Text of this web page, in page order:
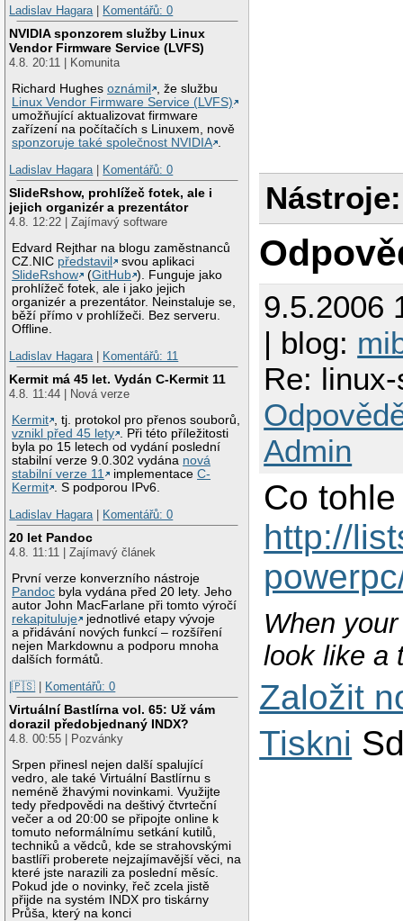
Ladislav Hagara | Komentářů: 0
NVIDIA sponzorem služby Linux
Vendor Firmware Service (LVFS)
4.8. 20:11 | Komunita
Richard Hughesoznámil
, že službu
Linux Vendor Firmware Service (LVFS)
umožňující aktualizovat firmware
zařízení na počítačích s Linuxem, nově
sponzoruje také společnost NVIDIA .
Ladislav Hagara | Komentářů: 0
SlideRshow, prohlížeč fotek, ale i
jejich organizér a prezentátor
4.8. 12:22 | Zajímavý software
Edvard Rejthar na blogu zaměstnanců
CZ.NIC představil
svou aplikaci
SlideRshow
(GitHub ). Funguje jako
prohlížeč fotek, ale i jako jejich
organizér a prezentátor. Neinstaluje se,
běží přímo v prohlížeči. Bez serveru.
Offline.
Ladislav Hagara | Komentářů: 11
Kermit má 45 let. Vydán C-Kermit 11
4.8. 11:44 | Nová verze
Kermit
, tj. protokol pro přenos souborů,
vznikl před 45 lety
. Při této příležitosti
byla po 15 letech od vydání poslední
stabilní verze 9.0.302 vydána nová
stabilní verze 11
implementaceC-
Kermit
. S podporou IPv6.
Ladislav Hagara | Komentářů: 0
20 let Pandoc
4.8. 11:11 | Zajímavý článek
První verze konverzního nástroje
Pandoc byla vydána před 20 lety. Jeho
autor John MacFarlane při tomto výročí
rekapituluje
jednotlivé etapy vývoje
a přidávání nových funkcí – rozšíření
nejen Markdownu a podporu mnoha
dalších formátů.
|🇵🇸 | Komentářů: 0
Virtuální Bastlírna vol. 65: Už vám
dorazil předobjednaný INDX?
4.8. 00:55 | Pozvánky
Srpen přinesl nejen další spalující
vedro, ale také Virtuální Bastlírnu s
neméně žhavými novinkami. Využijte
tedy předpovědi na deštivý čtvrteční
večer a od 20:00 se připojte online k
tomuto neformálnímu setkání kutilů,
techniků a vědců, kde se strahovskými
bastlíři proberete nejzajímavější věci, na
které jste narazili za poslední měsíc.
Pokud jde o novinky, řeč zcela jistě
přijde na systém INDX pro tiskárny
Průša, který na konci
Nástroje:
9.5.2006
| blog:
Re:
Admin
Co tohle
http://
When
look like a
Založit
Tiskni